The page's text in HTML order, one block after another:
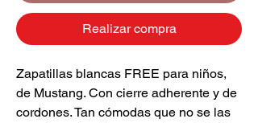
Realizar compra
Zapatillas blancas FREE para niños,
de Mustang. Con cierre adherente y de
cordones. Tan cómodas que no se las